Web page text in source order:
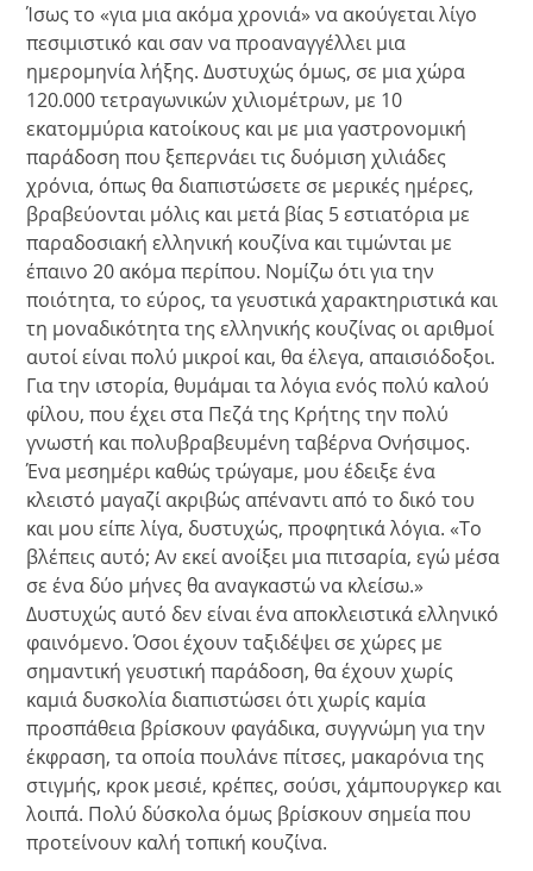
Ίσως το «για μια ακόμα χρονιά» να ακούγεται λίγο
πεσιμιστικό και σαν να προαναγγέλλει μια
ημερομηνία λήξης. Δυστυχώς όμως, σε μια χώρα
120.000 τετραγωνικών χιλιομέτρων, με 10
εκατομμύρια κατοίκους και με μια γαστρονομική
παράδοση που ξεπερνάει τις δυόμιση χιλιάδες
χρόνια, όπως θα διαπιστώσετε σε μερικές ημέρες,
βραβεύονται μόλις και μετά βίας 5 εστιατόρια με
παραδοσιακή ελληνική κουζίνα και τιμώνται με
έπαινο 20 ακόμα περίπου. Νομίζω ότι για την
ποιότητα, το εύρος, τα γευστικά χαρακτηριστικά και
τη μοναδικότητα της ελληνικής κουζίνας οι αριθμοί
αυτοί είναι πολύ μικροί και, θα έλεγα, απαισιόδοξοι.
Για την ιστορία, θυμάμαι τα λόγια ενός πολύ καλού
φίλου, που έχει στα Πεζά της Κρήτης την πολύ
γνωστή και πολυβραβευμένη ταβέρνα Ονήσιμος.
Ένα μεσημέρι καθώς τρώγαμε, μου έδειξε ένα
κλειστό μαγαζί ακριβώς απέναντι από το δικό του
και μου είπε λίγα, δυστυχώς, προφητικά λόγια. «Το
βλέπεις αυτό; Αν εκεί ανοίξει μια πιτσαρία, εγώ μέσα
σε ένα δύο μήνες θα αναγκαστώ να κλείσω.»
Δυστυχώς αυτό δεν είναι ένα αποκλειστικά ελληνικό
φαινόμενο. Όσοι έχουν ταξιδέψει σε χώρες με
σημαντική γευστική παράδοση, θα έχουν χωρίς
καμιά δυσκολία διαπιστώσει ότι χωρίς καμία
προσπάθεια βρίσκουν φαγάδικα, συγγνώμη για την
έκφραση, τα οποία πουλάνε πίτσες, μακαρόνια της
στιγμής, κροκ μεσιέ, κρέπες, σούσι, χάμπουργκερ και
λοιπά. Πολύ δύσκολα όμως βρίσκουν σημεία που
προτείνουν καλή τοπική κουζίνα.